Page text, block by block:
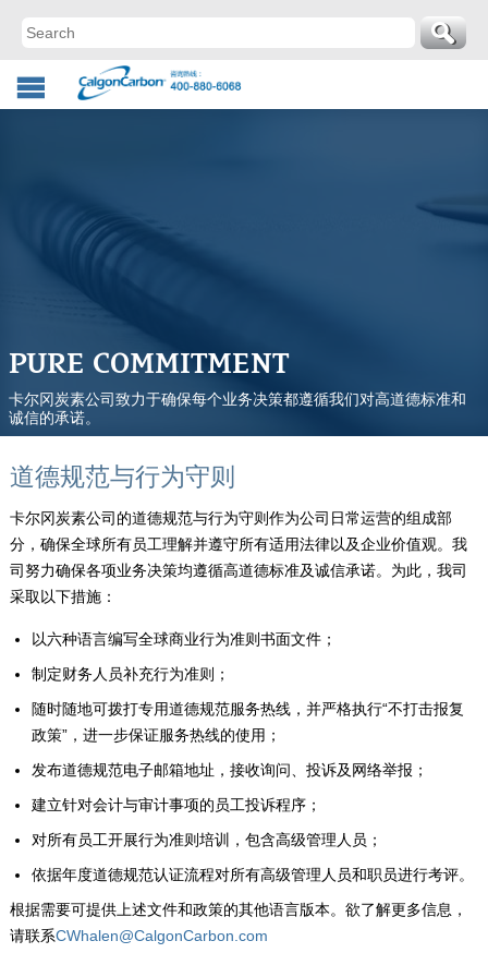
PURE COMMITMENT
卡尔冈炭素公司致力于确保每个业务决策都遵循我们对高道德标准和
诚信的承诺。
道德规范与行为守则
卡尔冈炭素公司的道德规范与行为守则作为公司日常运营的组成部
分，确保全球所有员工理解并遵守所有适用法律以及企业价值观。我
司努力确保各项业务决策均遵循高道德标准及诚信承诺。为此，我司
采取以下措施：
以六种语言编写全球商业行为准则书面文件；
制定财务人员补充行为准则；
随时随地可拨打专用道德规范服务热线，并严格执行“不打击报复
政策”，进一步保证服务热线的使用；
发布道德规范电子邮箱地址，接收询问、投诉及网络举报；
建立针对会计与审计事项的员工投诉程序；
对所有员工开展行为准则培训，包含高级管理人员；
依据年度道德规范认证流程对所有高级管理人员和职员进行考评。
根据需要可提供上述文件和政策的其他语言版本。欲了解更多信息，
请联系CWhalen@CalgonCarbon.com